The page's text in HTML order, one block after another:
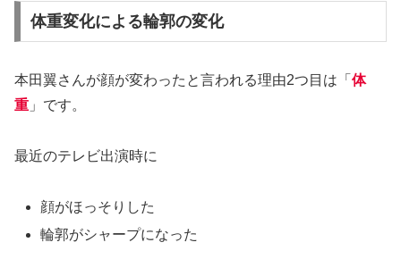
体重変化による輪郭の変化
本田翼さんが顔が変わったと言われる理由2つ目は「 体
重 」です。
最近のテレビ出演時に
顔がほっそりした
輪郭がシャープになった